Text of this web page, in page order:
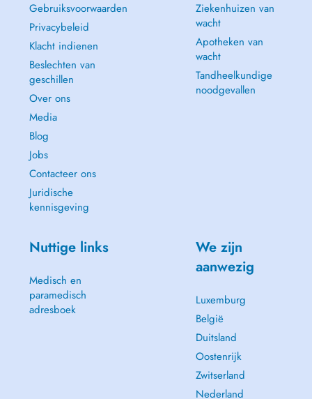
Gebruiksvoorwaarden
Privacybeleid
Klacht indienen
Beslechten van
geschillen
Over ons
Media
Blog
Jobs
Contacteer ons
Juridische
kennisgeving
Ziekenhuizen van
wacht
Apotheken van
wacht
Tandheelkundige
noodgevallen
Nuttige links
Medisch en
paramedisch
adresboek
We zijn
aanwezig
Luxemburg
België
Duitsland
Oostenrijk
Zwitserland
Nederland